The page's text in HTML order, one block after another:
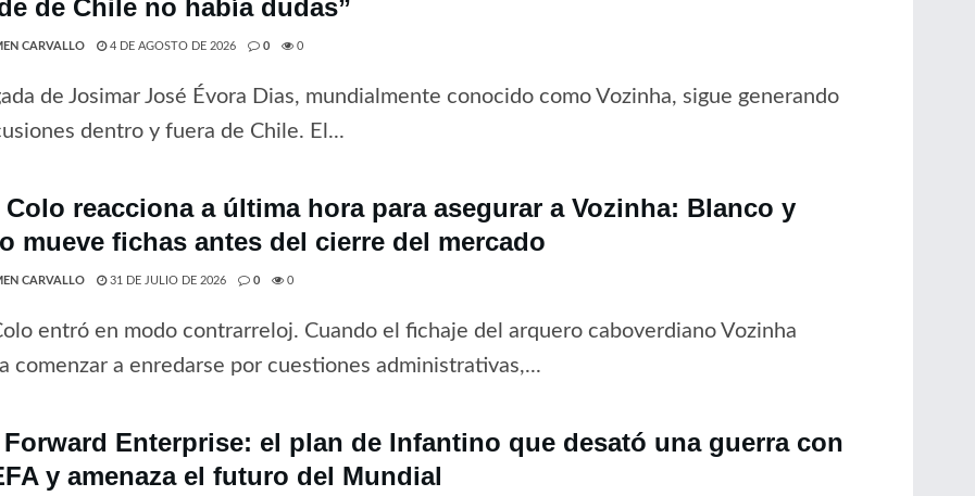
de Chile no había dudas”
CARVALLO 4 DE AGOSTO DE 2026 0 0
de Josimar José Évora Dias, mundialmente conocido como Vozinha, sigue generando
dentro y fuera de Chile. El...
reacciona a última hora para asegurar a Vozinha: Blanco y
mueve fichas antes del cierre del mercado
CARVALLO 31 DE JULIO DE 2026 0 0
entró en modo contrarreloj. Cuando el fichaje del arquero caboverdiano Vozinha
comenzar a enredarse por cuestiones administrativas,...
Forward Enterprise: el plan de Infantino que desató una guerra con
y amenaza el futuro del Mundial